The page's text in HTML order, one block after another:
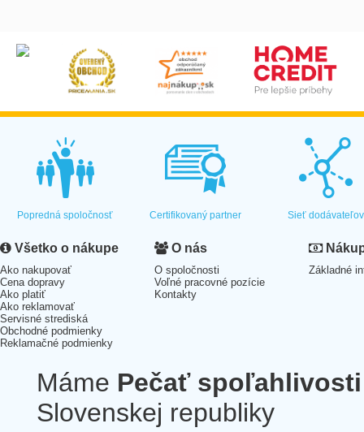
Popredná spoločnosť Certifikovaný partner Sieť dodávateľov
Všetko o nákupe
Ako nakupovať
Cena dopravy
Ako platiť
Ako reklamovať
Servisné strediská
Obchodné podmienky
Reklamačné podmienky
O nás
O spoločnosti
Voľné pracovné pozície
Kontakty
Základné
Máme Pečať spoľahlivosti
Slovenskej republiky